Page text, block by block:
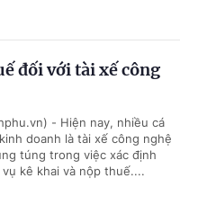
đối với tài xế công
- Hiện nay, nhiều cá
doanh là tài xế công nghệ
túng trong việc xác định
vụ kê khai và nộp thuế....